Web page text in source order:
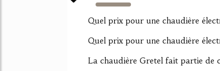
2992%
Quel prix pour une chaudière
Quel prix pour une chaudière
La chaudière Gretel fait partie de